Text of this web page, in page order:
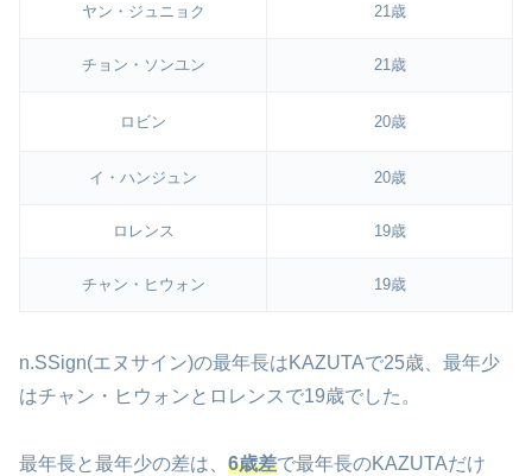
ヤン・ジュニョク 21歳
チョン・ソンユン 21歳
ロビン 20歳
イ・ハンジュン 20歳
ロレンス 19歳
チャン・ヒウォン 19歳
n.SSign(エヌサイン)の最年長はKAZUTAで25歳、最年少
はチャン・ヒウォンとロレンスで19歳でした。
最年長と最年少の差は、 6歳差で最年長のKAZUTAだけ